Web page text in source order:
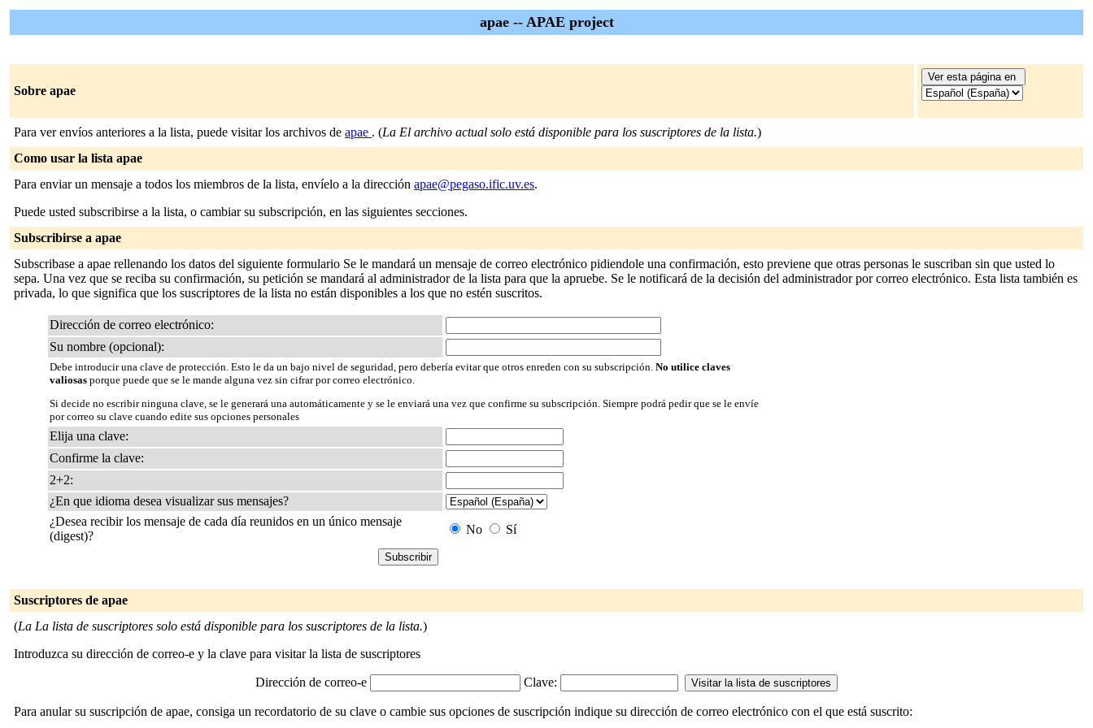
apae -- APAE project
Sobre apae
Para ver envíos anteriores a la lista, puede visitar los archivos de apae . (La El archivo actual solo está disponible para los suscriptores de la lista.)
Como usar la lista apae
Para enviar un mensaje a todos los miembros de la lista, envíelo a la dirección apae@pegaso.ific.uv.es.
Puede usted subscribirse a la lista, o cambiar su subscripción, en las siguientes secciones.
Subscribirse a apae
Subscribase a apae rellenando los datos del siguiente formulario Se le mandará un mensaje de correo electrónico pidiendole una confirmación, esto previene que otras personas le suscriban sin que usted lo
sepa. Una vez que se reciba su confirmación, su petición se mandará al administrador de la lista para que la apruebe. Se le notificará de la decisión del administrador por correo electrónico. Esta lista también es
privada, lo que significa que los suscriptores de la lista no están disponibles a los que no estén suscritos.
Dirección de correo electrónico:
Su nombre (opcional):
Debe introducir una clave de protección. Esto le da un bajo nivel de seguridad, pero debería evitar que otros enreden con su subscripción. No utilice claves
valiosas porque puede que se le mande alguna vez sin cifrar por correo electrónico.
Si decide no escribir ninguna clave, se le generará una automáticamente y se le enviará una vez que confirme su subscripción. Siempre podrá pedir que se le envíe
por correo su clave cuando edite sus opciones personales
Elija una clave:
Confirme la clave:
2+2:
¿En que idioma desea visualizar sus mensajes?
¿Desea recibir los mensaje de cada día reunidos en un único mensaje
(digest)?
No Sí
Suscriptores de apae
(La La lista de suscriptores solo está disponible para los suscriptores de la lista.)
Introduzca su dirección de correo-e y la clave para visitar la lista de suscriptores
Dirección de correo-e Clave:
Para anular su suscripción de apae, consiga un recordatorio de su clave o cambie sus opciones de suscripción indique su dirección de correo electrónico con el que está suscrito: